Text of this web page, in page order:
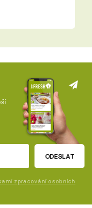
ODESLAT
zpracování osobních